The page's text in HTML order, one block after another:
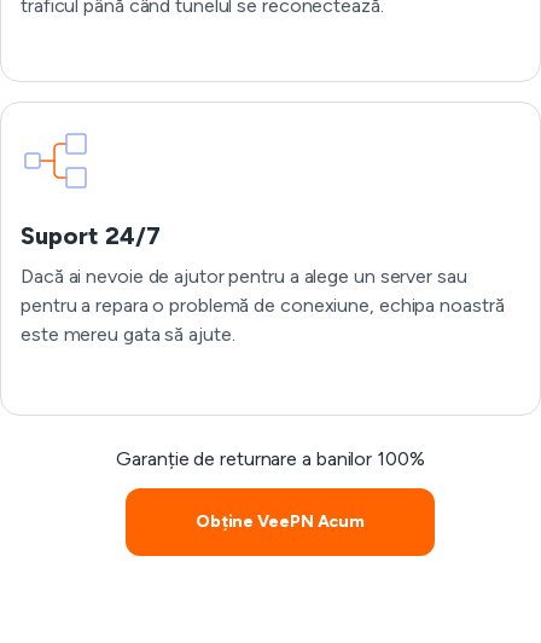
traficul până când tunelul se reconectează.
Suport 24/7
Dacă ai nevoie de ajutor pentru a alege un server sau
pentru a repara o problemă de conexiune, echipa noastră
este mereu gata să ajute.
Garanție de returnare a banilor 100%
Obține VeePN Acum